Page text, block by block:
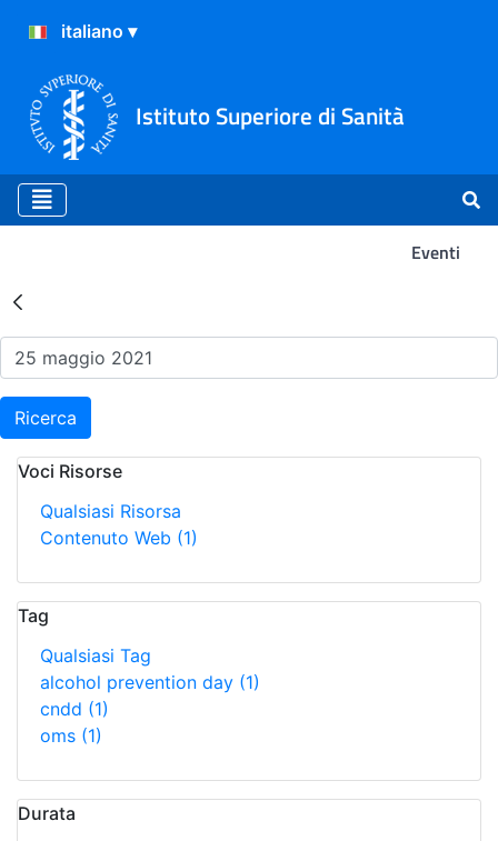
Istituto Superiore di Sanità
Eventi
Risultati della Ricerca -
Ricerca
Voci Risorse
Qualsiasi Risorsa
Contenuto Web (1)
Tag
Qualsiasi Tag
alcohol prevention day (1)
cndd (1)
oms (1)
Durata